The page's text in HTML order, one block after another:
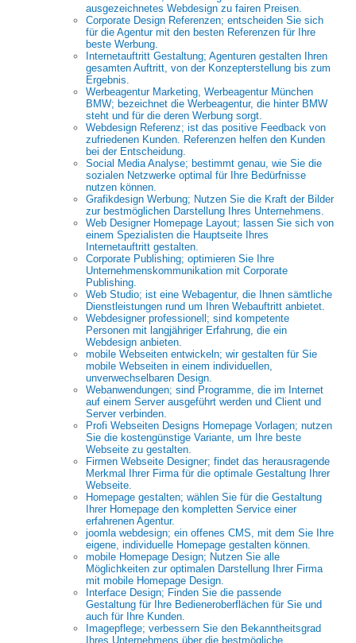
ausgezeichnetes Webdesign zu fairen Preisen.
Corporate Design Referenzen; entscheiden Sie sich
für die Agentur mit den besten Referenzen für Ihre
beste Werbung.
Internetauftritt Gestaltung; Agenturen gestalten Ihren
gesamten Auftritt, von der Konzepterstellung bis zum
Ergebnis.
Werbeagentur Marketing, Werbeagentur München
BMW; bezeichnet die Werbeagentur, die hinter BMW
steht und für die deren Werbung sorgt.
Webdesign Referenz; ist das positive Feedback von
zufriedenen Kunden. Referenzen helfen den Kunden
bei der Entscheidung.
Social Media Analyse; bestimmt genau, wie Sie die
sozialen Netzwerke optimal für Ihre Bedürfnisse
nutzen können.
Grafikdesign Werbung; Nutzen Sie die Kraft der Bilder
zur bestmöglichen Darstellung Ihres Unternehmens.
Web Designer Homepage Layout; lassen Sie sich von
einem Spezialisten die Hauptseite Ihres
Internetauftritt gestalten.
Corporate Publishing; optimieren Sie Ihre
Unternehmenskommunikation mit Corporate
Publishing.
Web Studio; ist eine Webagentur, die Ihnen sämtliche
Dienstleistungen rund um Ihren Webauftritt anbietet.
Webdesigner professionell; sind kompetente
Personen mit langjähriger Erfahrung, die ein
Webdesign anbieten.
mobile Webseiten entwickeln; wir gestalten für Sie
mobile Webseiten in einem individuellen,
unverwechselbaren Design.
Webanwendungen; sind Programme, die im Internet
auf einem Server ausgeführt werden und Client und
Server verbinden.
Profi Webseiten Designs Homepage Vorlagen; nutzen
Sie die kostengünstige Variante, um Ihre beste
Webseite zu gestalten.
Firmen Webseite Designer; findet das herausragende
Merkmal Ihrer Firma für die optimale Gestaltung Ihrer
Webseite.
Homepage gestalten; wählen Sie für die Gestaltung
Ihrer Homepage den kompletten Service einer
erfahrenen Agentur.
joomla webdesign; ein offenes CMS, mit dem Sie Ihre
eigene, individuelle Homepage gestalten können.
mobile Homepage Design; Nutzen Sie alle
Möglichkeiten zur optimalen Darstellung Ihrer Firma
mit mobile Homepage Design.
Interface Design; Finden Sie die passende
Gestaltung für Ihre Bedieneroberflächen für Sie und
auch für Ihre Kunden.
Imagepflege; verbessern Sie den Bekanntheitsgrad
Ihres Unternehmens über die bestmögliche